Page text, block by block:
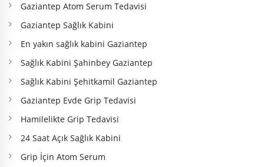
Gaziantep Atom Serum Tedavisi
Gaziantep Sağlık Kabini
En yakın sağlık kabini Gaziantep
Sağlık Kabini Şahinbey Gaziantep
Sağlık Kabini Şehitkamil Gaziantep
Gaziantep Evde Grip Tedavisi
Hamilelikte Grip Tedavisi
24 Saat Açık Sağlık Kabini
Grip İçin Atom Serum